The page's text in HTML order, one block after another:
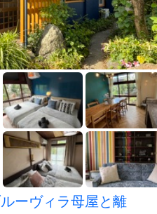
ーヴィラ母屋と離